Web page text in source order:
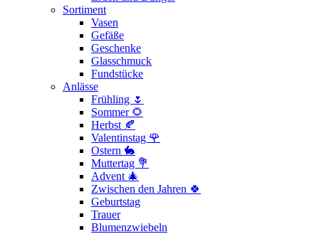
Sortiment
Vasen
Gefäße
Geschenke
Glasschmuck
Fundstücke
Anlässe
Frühling 🌷
Sommer 🌻
Herbst 🍂
Valentinstag 🌹
Ostern 🐇
Muttertag 💐
Advent 🎄
Zwischen den Jahren 🍀
Geburtstag
Trauer
Blumenzwiebeln